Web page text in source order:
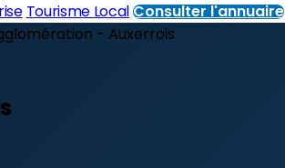
Tourisme LocalConsulter l'annuaire
- Auxerrois